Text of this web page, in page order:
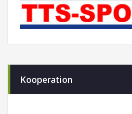
Kooperation